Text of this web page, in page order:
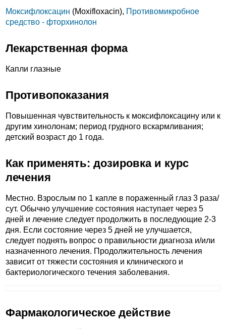
Моксифлоксацин (Moxifloxacin), Противомикробное
средство - фторхинолон
Лекарственная форма
Капли глазные
Противопоказания
Повышенная чувствительность к моксифлоксацину или к
другим хинолонам; период грудного вскармливания;
детский возраст до 1 года.
Как применять: дозировка и курс
лечения
Местно. Взрослым по 1 капле в пораженный глаз 3 раза/
сут. Обычно улучшение состояния наступает через 5
дней и лечение следует продолжить в последующие 2-3
дня. Если состояние через 5 дней не улучшается,
следует поднять вопрос о правильности диагноза и/или
назначенного лечения. Продолжительность лечения
зависит от тяжести состояния и клинического и
бактериологического течения заболевания.
Фармакологическое действие